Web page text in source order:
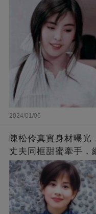
2024/01/06
陳松伶真實身材曝光
丈夫同框甜蜜牽手，